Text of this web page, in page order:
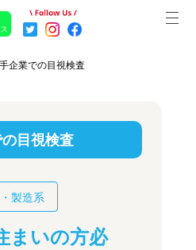
企業での目視検査
目視検査
製造系
まいの方必